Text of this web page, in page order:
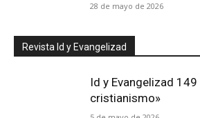
28 de mayo de 2026
Revista Id y Evangelizad
Id y Evangelizad
cristianismo»